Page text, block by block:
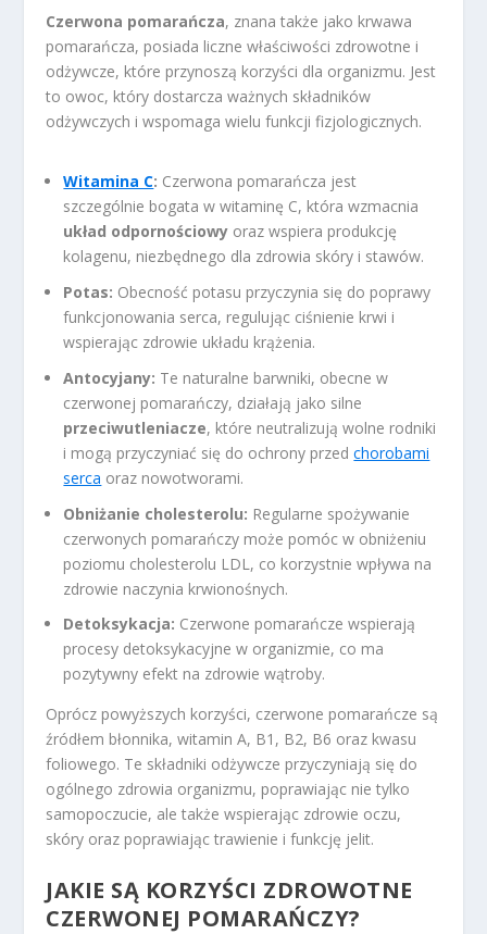
Czerwona pomarańcza, znana także jako krwawa
pomarańcza, posiada liczne właściwości zdrowotne i
odżywcze, które przynoszą korzyści dla organizmu. Jest
to owoc, który dostarcza ważnych składników
odżywczych i wspomaga wielu funkcji fizjologicznych.
Witamina C: Czerwona pomarańcza jest
szczególnie bogata w witaminę C, która wzmacnia
układ odpornościowy oraz wspiera produkcję
kolagenu, niezbędnego dla zdrowia skóry i stawów.
Potas: Obecność potasu przyczynia się do poprawy
funkcjonowania serca, regulując ciśnienie krwi i
wspierając zdrowie układu krążenia.
Antocyjany: Te naturalne barwniki, obecne w
czerwonej pomarańczy, działają jako silne
przeciwutleniacze, które neutralizują wolne rodniki
i mogą przyczyniać się do ochrony przedchorobami
serca oraz nowotworami.
Obniżanie cholesterolu: Regularne spożywanie
czerwonych pomarańczy może pomóc w obniżeniu
poziomu cholesterolu LDL, co korzystnie wpływa na
zdrowie naczynia krwionośnych.
Detoksykacja: Czerwone pomarańcze wspierają
procesy detoksykacyjne w organizmie, co ma
pozytywny efekt na zdrowie wątroby.
Oprócz powyższych korzyści, czerwone pomarańcze są
źródłem błonnika, witamin A, B1, B2, B6 oraz kwasu
foliowego. Te składniki odżywcze przyczyniają się do
ogólnego zdrowia organizmu, poprawiając nie tylko
samopoczucie, ale także wspierając zdrowie oczu,
skóry oraz poprawiając trawienie i funkcję jelit.
JAKIE SĄ KORZYŚCI ZDROWOTNE
CZERWONEJ POMARAŃCZY?